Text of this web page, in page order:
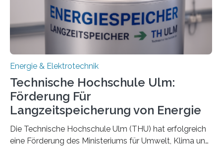
Energie & Elektrotechnik
Technische Hochschule Ulm:
Förderung Für
Langzeitspeicherung von Energie
Die Technische Hochschule Ulm (THU) hat erfolgreich
eine Förderung des Ministeriums für Umwelt, Klima und